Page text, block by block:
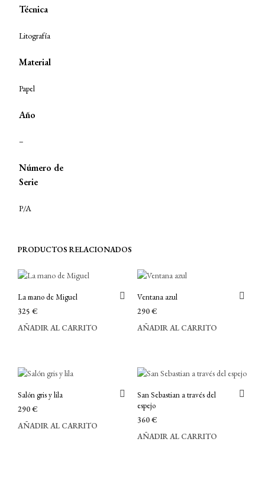
Técnica
Litografía
Material
Papel
Año
–
Número de
Serie
P/A
PRODUCTOS RELACIONADOS
La mano de Miguel
325 €
AÑADIR AL CARRITO
Ventana azul
290€
AÑADIR AL CARRITO
Salón gris y lila
290€
AÑADIR AL CARRITO
San Sebastian a través del
espejo
360€
AÑADIR AL CARRITO